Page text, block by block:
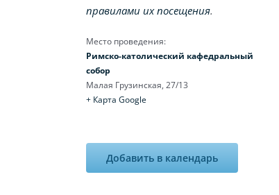
правилами их посещения.
Место проведения:
Римско-католический кафедральный
собор
Малая Грузинская, 27/13
+ Карта Google
Добавить в календарь